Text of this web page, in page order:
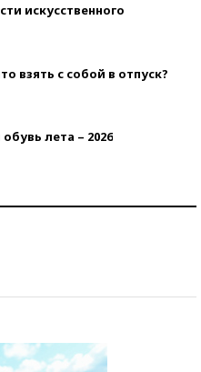
искусственного
взять с собой в отпуск?
лета – 2026